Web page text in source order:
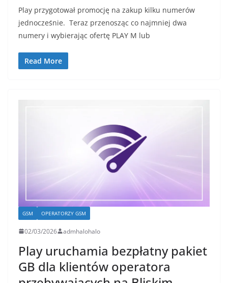
Play przygotował promocję na zakup kilku numerów
jednocześnie. Teraz przenosząc co najmniej dwa
numery i wybierając ofertę PLAY M lub
Read More
GSM OPERATORZY GSM
02/03/2026 admhalohalo
Play uruchamia bezpłatny pakiet
GB dla klientów operatora